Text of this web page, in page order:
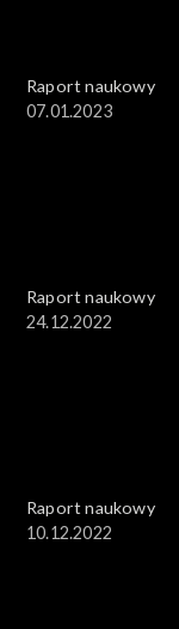
Raport naukowy
07.01.2023
Raport naukowy
24.12.2022
Raport naukowy
10.12.2022